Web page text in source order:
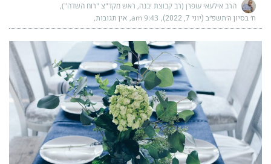
הרב אילעאי עופרן (רב קבוצת יבנה, ראש מקד"צ "רוח השדה")
ח׳ בסיון ה׳תשפ״ב (יוני 7, 2022) 9:43 am אין תגובות